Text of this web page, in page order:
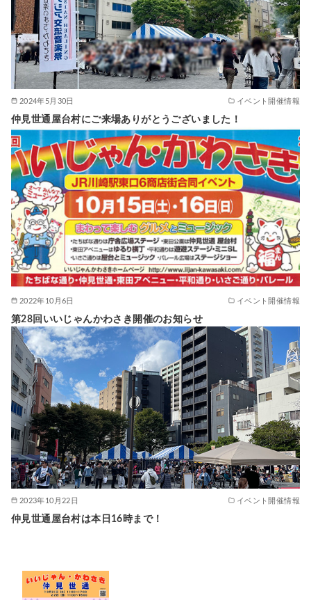
2024年5月30日 イベント開催情報
仲見世通屋台村にご来場ありがとうございました！
2022年10月6日 イベント開催情報
第28回いいじゃんかわさき開催のお知らせ
2023年10月22日 イベント開催情報
仲見世通屋台村は本日16時まで！